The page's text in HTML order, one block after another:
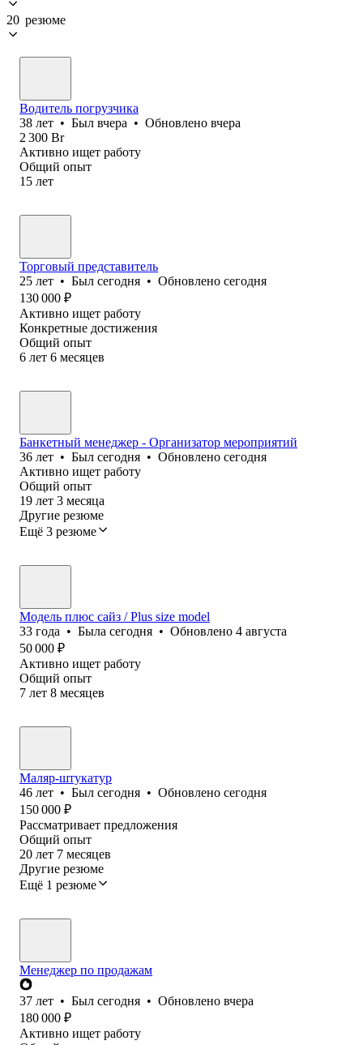
20 резюме
Водитель погрузчика
38 лет • Был вчера • Обновлено вчера
2 300 Br
Активно ищет работу
Общий опыт
15 лет
Торговый представитель
25 лет • Был сегодня • Обновлено сегодня
130 000 ₽
Активно ищет работу
Конкретные достижения
Общий опыт
6 лет 6 месяцев
Банкетный менеджер - Организатор мероприятий
36 лет • Был сегодня • Обновлено сегодня
Активно ищет работу
Общий опыт
19 лет 3 месяца
Другие резюме
Ещё 3 резюме
Модель плюс сайз / Plus size model
33 года • Была сегодня • Обновлено 4 августа
50 000 ₽
Активно ищет работу
Общий опыт
7 лет 8 месяцев
Маляр-штукатур
46 лет • Был сегодня • Обновлено сегодня
150 000 ₽
Рассматривает предложения
Общий опыт
20 лет 7 месяцев
Другие резюме
Ещё 1 резюме
Менеджер по продажам
37 лет • Был сегодня • Обновлено вчера
180 000 ₽
Активно ищет работу